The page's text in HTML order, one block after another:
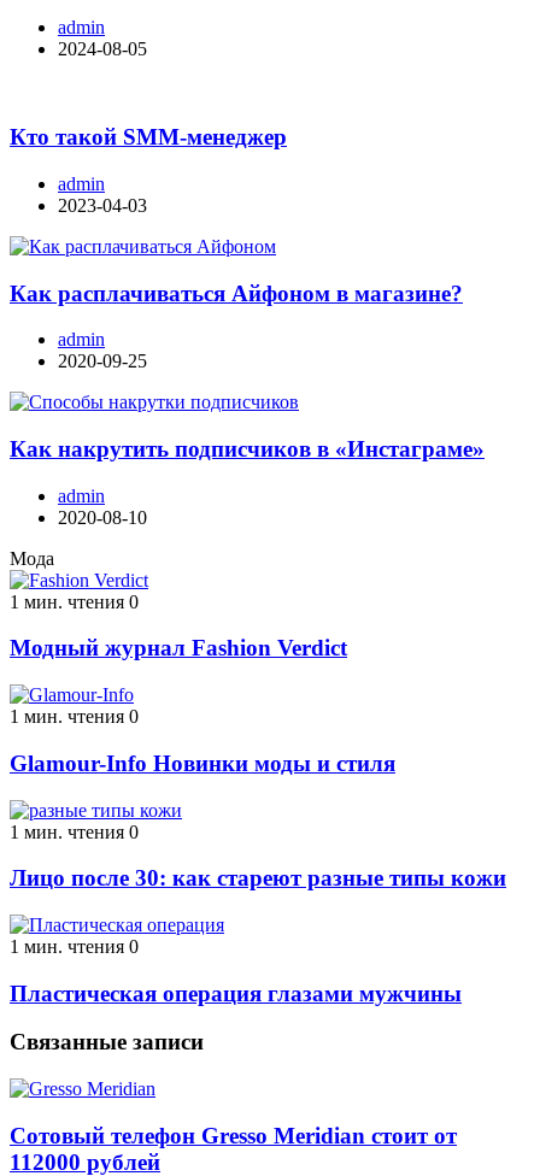
admin
2024-08-05
Кто такой SMM-менеджер
admin
2023-04-03
Как расплачиваться Айфоном в магазине?
admin
2020-09-25
Как накрутить подписчиков в «Инстаграме»
admin
2020-08-10
Мода
1 мин. чтения 0
Модный журнал Fashion Verdict
1 мин. чтения 0
Glamour-Info Новинки моды и стиля
1 мин. чтения 0
Лицо после 30: как стареют разные типы кожи
1 мин. чтения 0
Пластическая операция глазами мужчины
Связанные записи
Сотовый телефон Gresso Meridian стоит от
112000 рублей